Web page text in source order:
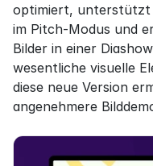
optimiert, unterstützt
im Pitch-Modus und
Bilder in einer
wesentliche visuelle
diese neue Version
angenehmere